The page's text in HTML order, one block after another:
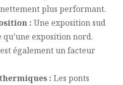
plus performant.
: Une exposition sud
qu’une exposition nord.
également un facteur
: Les ponts